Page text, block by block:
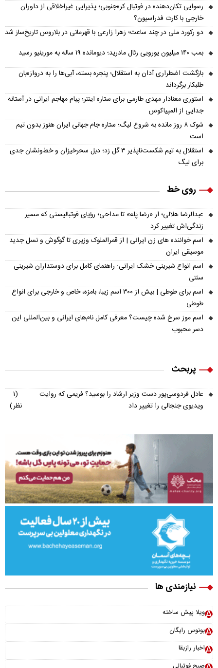
رسوایی تکان‌دهنده در فوتبال کره‌جنوبی؛ پذیرایی غیراخلاقی از داوران
خارجی با کارت فدراسیون؟
دو رکورد ملی در چند ساعت؛ زهرا زارعی با قهرمانی در بلاروس تاریخ‌ساز شد
بمب ۱۴۰ میلیون یورویی رئال مادرید؛ دیومانده ۱۹ ساله به مورینیو رسید
بازگشت اضطراری آدان به استقلال؛ پنجره بسته، آبی‌ها را به دروازه‌بان
طلبکار برگرداند
استوری معنادار مهدی طارمی برای ستاره اینتر؛ پیام مهاجم ایرانی در آستانه
جدایی از المپیاکوس
شوک ۸ روز مانده به شروع لیگ؛ ستاره جام جهانی ایران هنوز بدون تیم
است
استقلال به تیم شکست‌ناپذیر ۳ گل زد؛ دبل سحرخیزان و خط‌ونشان جدی
برای لیگ
روی خط
عبدالرضا هلالی؛ از «رضا پله» تا مداحی؛ رؤیای فوتبالیستی که مسیر
زندگی‌اش تغییر کرد
اسم خواننده های زن ایرانی | از قمرالملوک وزیری تا گوگوش و نسل جدید
موسیقی ایران
اسم انواع شیرینی خشک ایرانی: راهنمای کامل برای دوستداران شیرینی
سنتی
اسم برای طوطی | بیش از ۳۰۰ اسم زیبا، بامزه، خاص و خارجی برای انواع
طوطی
اسم موز سرخ شده چیست؟ معرفی کامل نام‌های ایرانی و بین‌المللی این
دسر محبوب
پربحث
عادل فردوسی‌پور دست وزیر ارشاد را بوسید؟ فریمی که روایت
ویدیوی جنجالی را تغییر داد
(۱
نظر)
نیازمندی ها
ویلا پیش ساخته
بونوس رایگان
اخبار رازبقا